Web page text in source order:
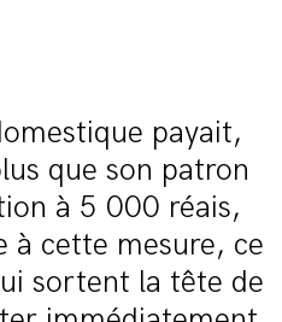
payait,
que son patron
à 5 000 réais,
à cette mesure, ce
sortent la tête de